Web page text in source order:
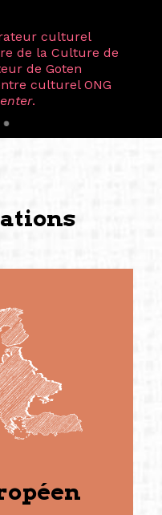
culturel
de la Culture de
de Goten
culturel ONG
.